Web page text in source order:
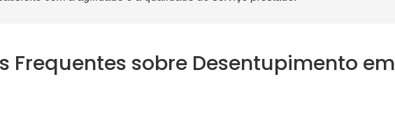
Frequentes sobre Desentupimento em